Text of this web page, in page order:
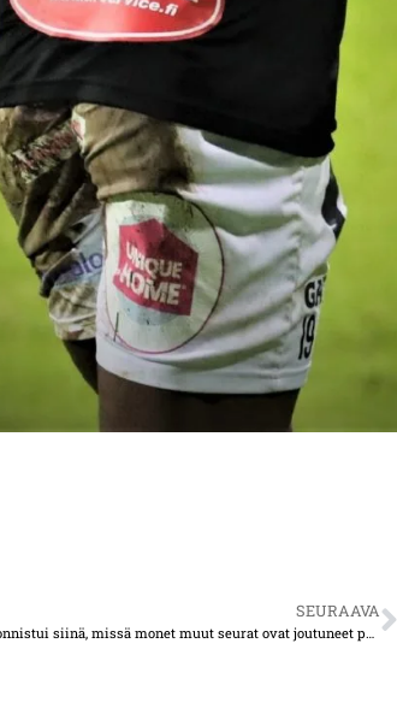
SEURAAVA
TPS Salibandy onnistui siinä, missä monet muut seurat ovat joutuneet pettymään – yleisöä saapui runsaasti lehtereille